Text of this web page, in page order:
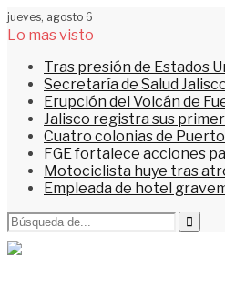
jueves, agosto 6
Lo mas visto
Tras presión de Estados
Secretaría de Salud
Erupción del Volcán de
Jalisco registra sus
Cuatro colonias de
FGE fortalece acciones
Motociclista huye tras
Empleada de hotel